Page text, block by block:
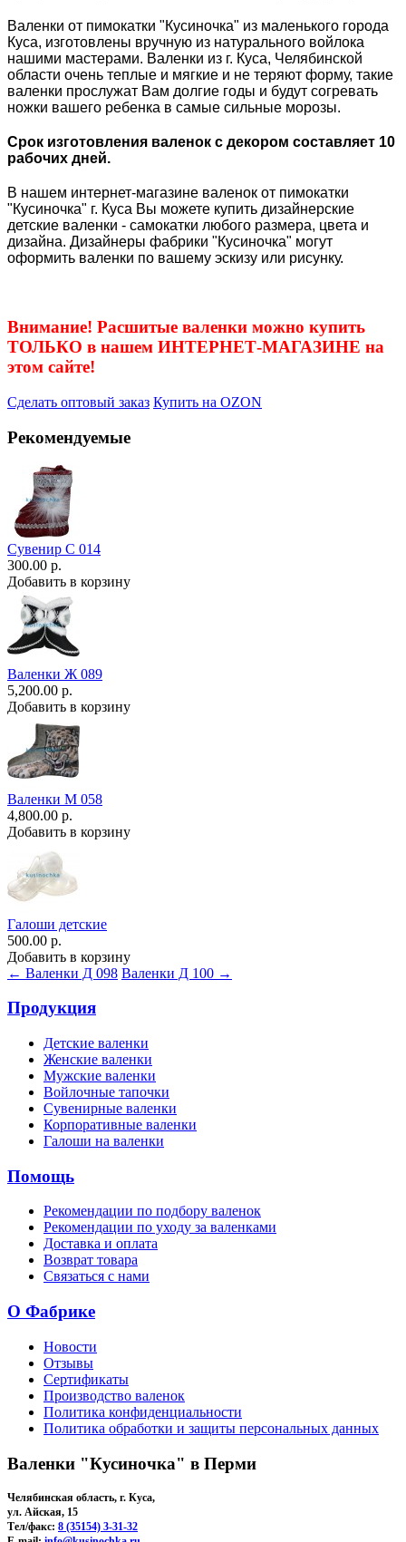
Валенки от пимокатки "Кусиночка" из маленького города
Куса, изготовлены вручную из натурального войлока
нашими мастерами. Валенки из г. Куса, Челябинской
области очень теплые и мягкие и не теряют форму, такие
валенки прослужат Вам долгие годы и будут согревать
ножки вашего ребенка в самые сильные морозы.
Срок изготовления валенок с декором составляет 10
рабочих дней.
В нашем интернет-магазине валенок от пимокатки
"Кусиночка" г. Куса Вы можете купить дизайнерские
детские валенки - самокатки любого размера, цвета и
дизайна. Дизайнеры фабрики "Кусиночка" могут
оформить валенки по вашему эскизу или рисунку.
Внимание! Расшитые валенки можно купить
ТОЛЬКО в нашем ИНТЕРНЕТ-МАГАЗИНЕ на
этом сайте!
Сделать оптовый заказ Купить на OZON
Рекомендуемые
Сувенир С 014
300.00 р.
Добавить в корзину
Валенки Ж 089
5,200.00 р.
Добавить в корзину
Валенки М 058
4,800.00 р.
Добавить в корзину
Галоши детские
500.00 р.
Добавить в корзину
← Валенки Д 098 Валенки Д 100 →
Продукция
Детские валенки
Женские валенки
Мужские валенки
Войлочные тапочки
Сувенирные валенки
Корпоративные валенки
Галоши на валенки
Помощь
Рекомендации по подбору валенок
Рекомендации по уходу за валенками
Доставка и оплата
Возврат товара
Связаться с нами
О Фабрике
Новости
Отзывы
Сертификаты
Производство валенок
Политика конфиденциальности
Политика обработки и защиты персональных данных
Валенки "Кусиночка" в Перми
Челябинская область, г. Куса,
ул. Айская, 15
Тел/факс: 8 (35154) 3-31-32